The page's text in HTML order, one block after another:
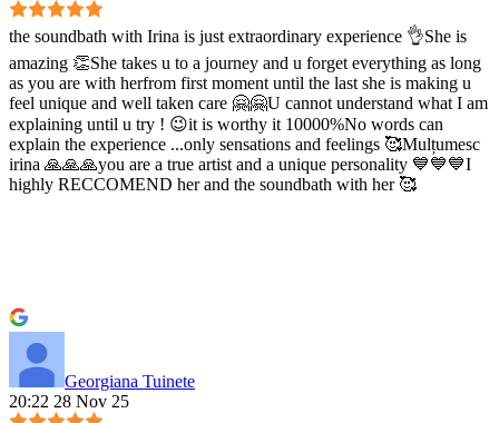
the soundbath with Irina is just extraordinary experience 👌She is
amazing 👏She takes u to a journey and u forget everything as long
as you are with herfrom first moment until the last she is making u
feel unique and well taken care 🤗🤗U cannot understand what I am
explaining until u try ! 😉it is worthy it 10000%No words can
explain the experience ...only sensations and feelings 🥰Mulțumesc
irina 🙏🙏🙏you are a true artist and a unique personality 💙💙💙I
highly RECCOMEND her and the soundbath with her 🥰
Georgiana Tuinete
20:22 28 Nov 25